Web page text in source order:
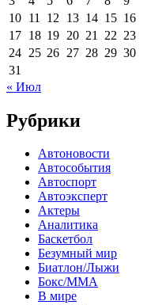
10 11 12 13 14 15 16
17 18 19 20 21 22 23
24 25 26 27 28 29 30
31
« Июл
Рубрики
Автоновости
Автособытия
Автоспорт
Автоэксперт
Актеры
Аналитика
Баскетбол
Безумный мир
Биатлон/Лыжи
Бокс/MMA
В мире